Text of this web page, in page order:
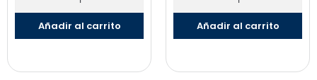
Añadir al carrito Añadir al carrito